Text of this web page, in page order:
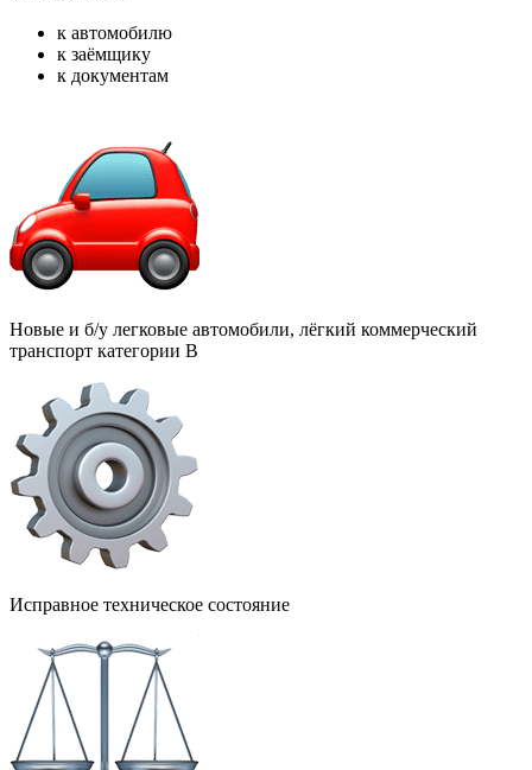
к автомобилю
к заёмщику
к документам
Новые и б/у легковые автомобили, лёгкий коммерческий
транспорт категории В
Исправное техническое состояние